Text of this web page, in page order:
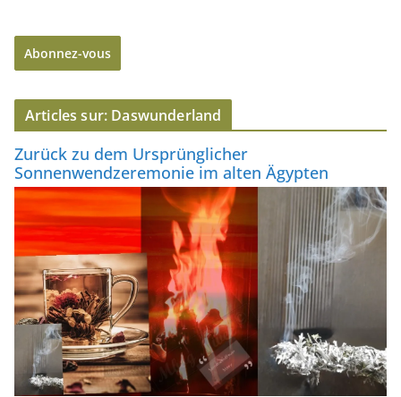
e
e
-
m
a
Abonnez-vous
Articles sur: Daswunderland
Zurück zu dem Ursprünglicher
Sonnenwendzeremonie im alten Ägypten